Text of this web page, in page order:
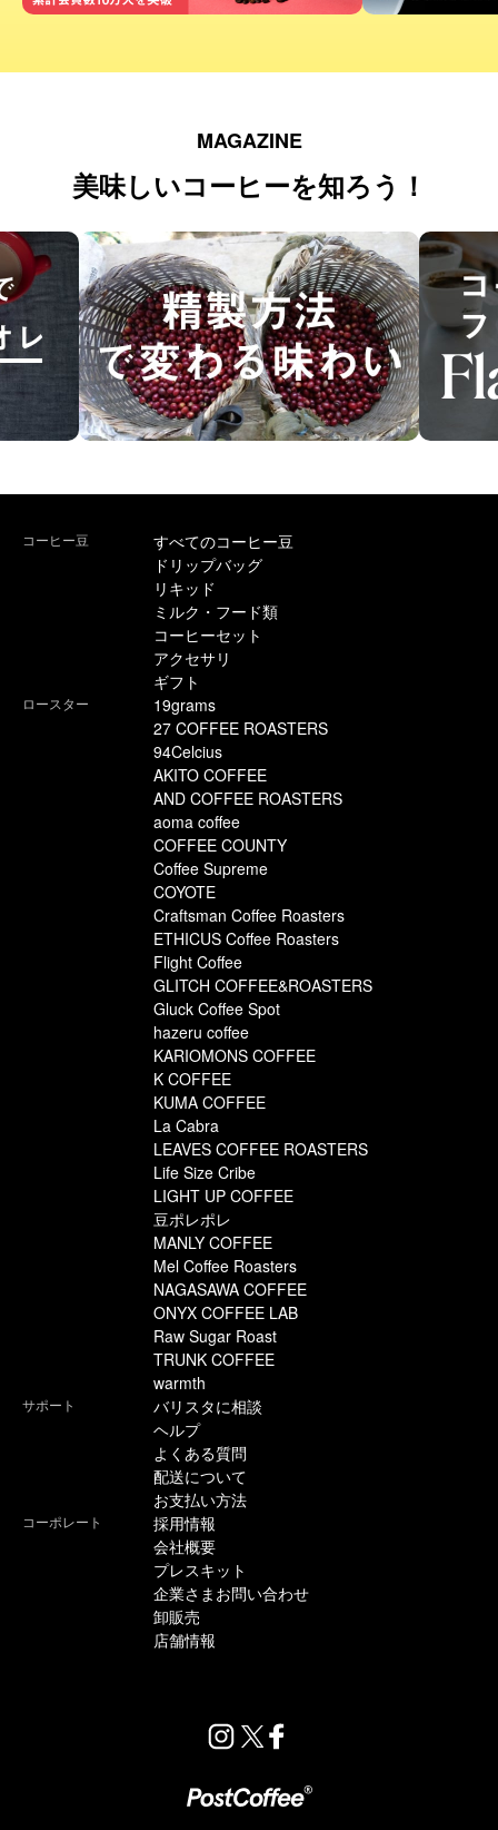
MAGAZINE
美味しいコーヒーを知ろう！
コーヒー豆
すべてのコーヒー豆
ドリップバッグ
リキッド
ミルク・フード類
コーヒーセット
アクセサリ
ギフト
ロースター
19grams
27 COFFEE ROASTERS
94Celcius
AKITO COFFEE
AND COFFEE ROASTERS
aoma coffee
COFFEE COUNTY
Coffee Supreme
COYOTE
Craftsman Coffee Roasters
ETHICUS Coffee Roasters
Flight Coffee
GLITCH COFFEE&ROASTERS
Gluck Coffee Spot
hazeru coffee
KARIOMONS COFFEE
K COFFEE
KUMA COFFEE
La Cabra
LEAVES COFFEE ROASTERS
Life Size Cribe
LIGHT UP COFFEE
豆ポレポレ
MANLY COFFEE
Mel Coffee Roasters
NAGASAWA COFFEE
ONYX COFFEE LAB
Raw Sugar Roast
TRUNK COFFEE
warmth
サポート
バリスタに相談
ヘルプ
よくある質問
配送について
お支払い方法
コーポレート
採用情報
会社概要
プレスキット
企業さまお問い合わせ
卸販売
店舗情報